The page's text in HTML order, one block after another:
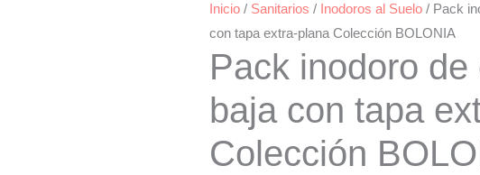
Inicio / Sanitarios / Inodoros al Suelo / Pack
con tapa extra-plana Colección BOLONIA
Pack inodoro de
baja con tapa
Colección